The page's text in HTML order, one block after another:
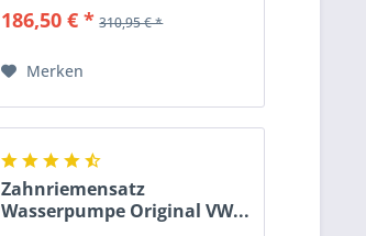
186,50 € * 310,95 € *
Merken
Zahnriemensatz
Wasserpumpe Original VW...